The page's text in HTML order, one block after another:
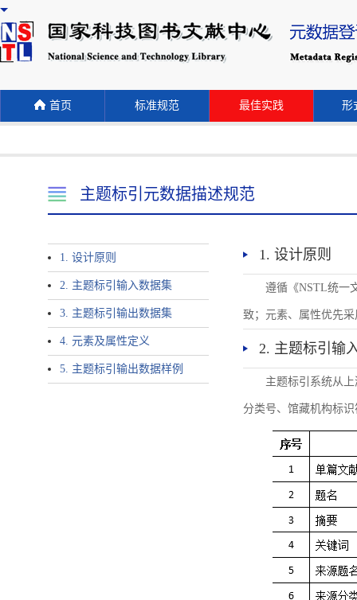
首页 标准规范 最佳实践 形
主题标引元数据描述规范
1. 设计原则
2. 主题标引输入数据集
3. 主题标引输出数据集
4. 元素及属性定义
5. 主题标引输出数据样例
1. 设计原则
遵循《NSTL统一
致；元素、属性优先
2. 主题标引输
主题标引系统从
分类号、馆藏机构标